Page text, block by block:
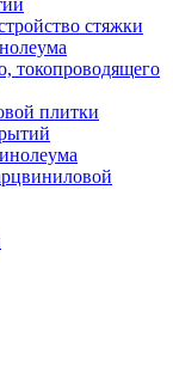
стяжки
токопроводящего
плитки